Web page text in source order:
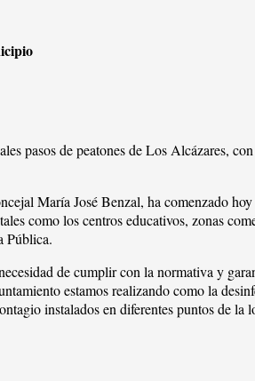
pasos de peatones de Los Alcázares,
María José Benzal, ha comenzado
como los centros educativos, zonas
Pública.
de cumplir con la normativa y
estamos realizando como la
instalados en diferentes puntos de